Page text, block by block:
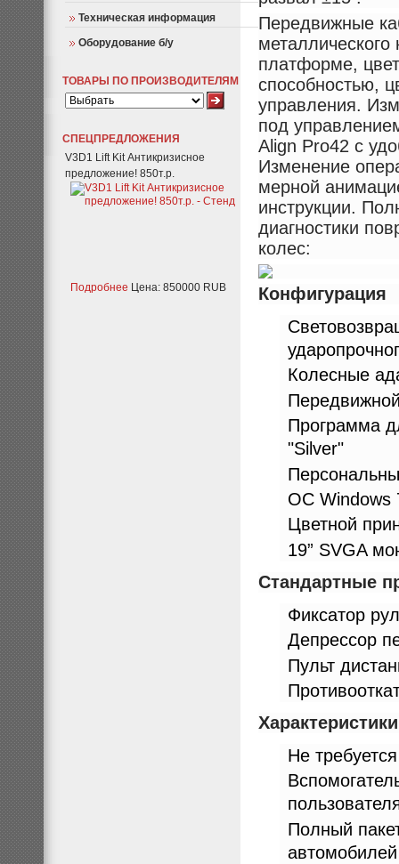
Техническая информация
Оборудование б/у
ТОВАРЫ ПО ПРОИЗВОДИТЕЛЯМ
СПЕЦПРЕДЛОЖЕНИЯ
V3D1 Lift Kit Антикризисное
предложение! 850т.р.
Подробнее Цена: 850000 RUB
Передвижные
металлического
платформе,
способностью,
управления.
под
Align Pro42 с
Изменение
мерной
инструкции.
диагностики
колес:
Конфигурация
Колесные
Программа
"Silver"
ОС Windows
Цветной
19” SVGA
Стандартные
Фиксатор
Депрессор
Пульт
Не
Полный